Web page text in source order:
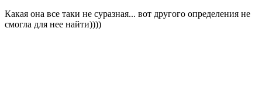
Какая она все таки не суразная... вот другого определения не
смогла для нее найти))))